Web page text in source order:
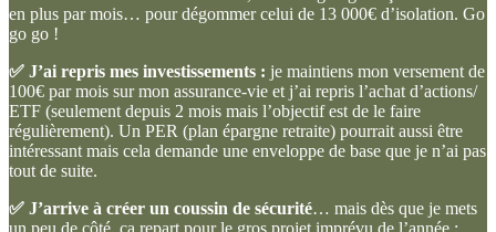
en plus par mois… pour dégommer celui de 13 000€ d’isolation. Go
go go !
✅ J’ai repris mes investissements : je maintiens mon versement de
100€ par mois sur mon assurance-vie et j’ai repris l’achat d’actions/
ETF (seulement depuis 2 mois mais l’objectif est de le faire
régulièrement). Un PER (plan épargne retraite) pourrait aussi être
intéressant mais cela demande une enveloppe de base que je n’ai pas
tout de suite.
✅ J’arrive à créer un coussin de sécurité… mais dès que je mets
un peu de côté, ça repart pour le gros projet imprévu de l’année :